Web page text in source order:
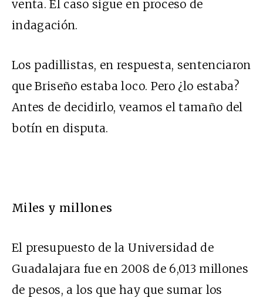
venta. El caso sigue en proceso de
indagación.
Los padillistas, en respuesta, sentenciaron
que Briseño estaba loco. Pero ¿lo estaba?
Antes de decidirlo, veamos el tamaño del
botín en disputa.
Miles y millones
El presupuesto de la Universidad de
Guadalajara fue en 2008 de 6,013 millones
de pesos, a los que hay que sumar los